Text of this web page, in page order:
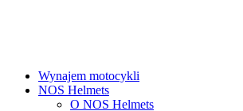
Wynajem motocykli
NOS Helmets
O NOS Helmets